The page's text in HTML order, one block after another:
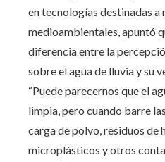
en tecnologías destinadas
medioambientales, apuntó
diferencia entre la
sobre el agua de lluvia y su
“Puede parecernos que el
limpia, pero cuando barre
carga de polvo, residuos de
microplásticos y otros